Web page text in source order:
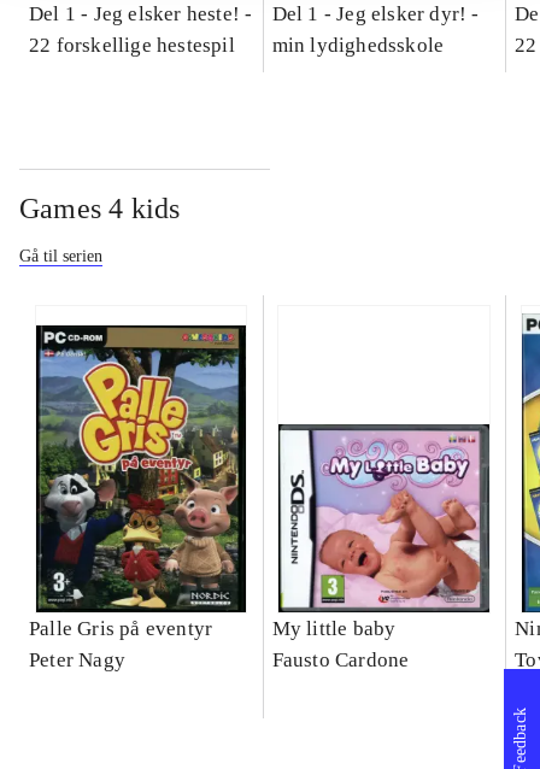
Del 1 - Jeg elsker heste! -
22 forskellige hestespil
Del 1 -Jeg elsker dyr! -
min lydighedsskole
Games 4 kids
Gå til serien
Palle Gris på eventyr
Peter Nagy
My little baby
Fausto Cardone
Feedback